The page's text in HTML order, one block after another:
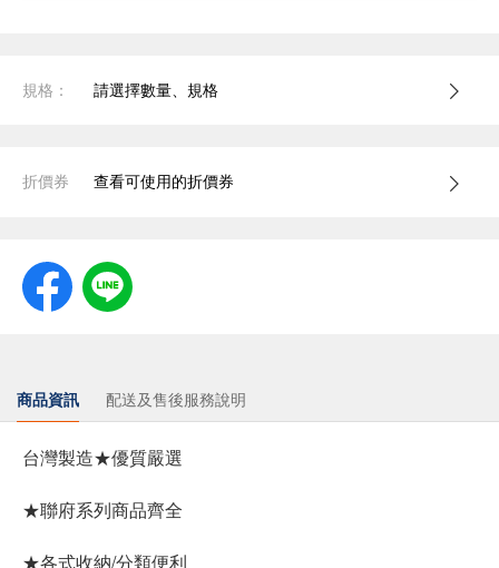
規格： 請選擇數量、規格
折價券 查看可使用的折價券
商品資訊 配送及售後服務說明
台灣製造★優質嚴選
★聯府系列商品齊全
★各式收納/分類便利